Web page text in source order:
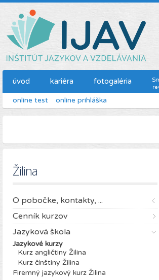
úvod kariéra fotogaléria
online test online prihláška
Žilina
O pobočke, kontakty, ...
Cenník kurzov
Jazyková škola
Jazykové kurzy
Kurz angličtiny Žilina
Kurz čínštiny Žilina
Firemný jazykový kurz Žilina